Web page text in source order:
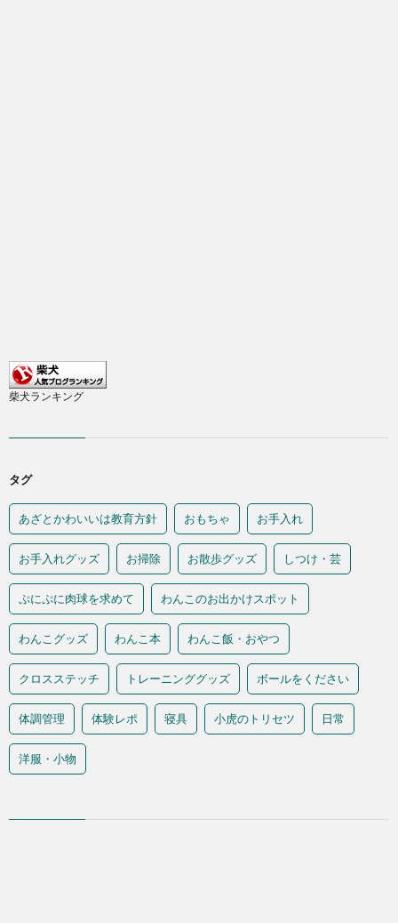
柴犬ランキング
タグ
あざとかわいいは教育方針 おもちゃ お手入れ
お手入れグッズ お掃除 お散歩グッズ しつけ・芸
ぷにぷに肉球を求めて わんこのお出かけスポット
わんこグッズ わんこ本 わんこ飯・おやつ
クロスステッチ トレーニンググッズ ボールをください
体調管理 体験レポ 寝具 小虎のトリセツ 日常
洋服・小物